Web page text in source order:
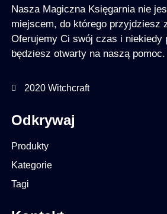
Nasza Magiczna Księgarnia nie
miejscem, do którego przyjdziesz
Oferujemy Ci swój czas i niekiedy
będziesz otwarty na naszą pomoc.
2020 Witchcraft
Odkrywaj
Produkty
Kategorie
Tagi